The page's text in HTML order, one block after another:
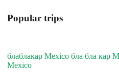
Popular trips
блаблакар Mexico бла бла кар
Mexico